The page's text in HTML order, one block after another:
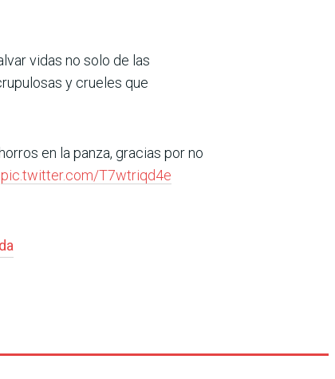
vidas no solo de las
y crueles que
en la panza, gracias por no
pic.twitter.com/T7wtriqd4e